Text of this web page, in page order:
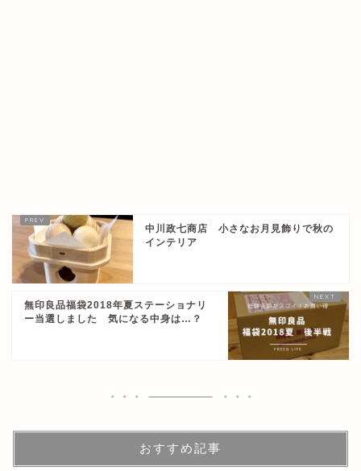
中川政七商店 小さなお月見飾りで秋の
インテリア
無印良品福袋2018年夏ステーショナリ
ー当選しました 気になる中身は…？
おすすめ記事